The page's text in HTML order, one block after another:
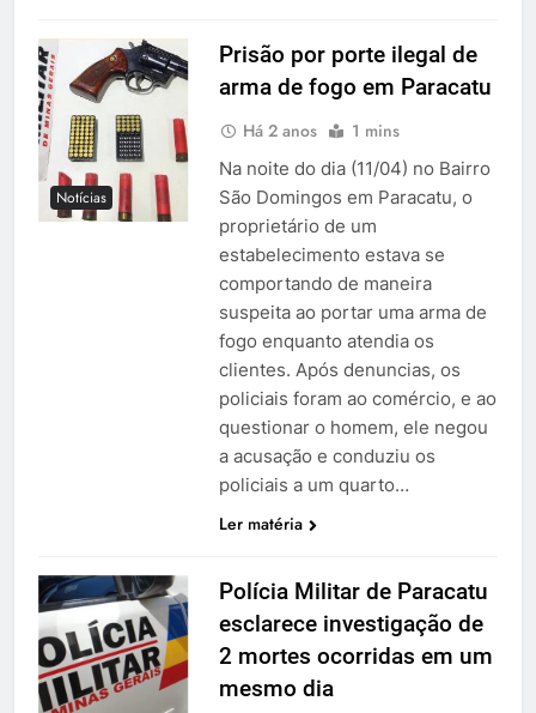
Notícias
Prisão por porte ilegal de
arma de fogo em Paracatu
Há 2 anos 1 mins
Na noite do dia (11/04) no Bairro
São Domingos em Paracatu, o
proprietário de um
estabelecimento estava se
comportando de maneira
suspeita ao portar uma arma de
fogo enquanto atendia os
clientes. Após denuncias, os
policiais foram ao comércio, e ao
questionar o homem, ele negou
a acusação e conduziu os
policiais a um quarto…
Ler matéria
Polícia Militar de Paracatu
esclarece investigação de
2 mortes ocorridas em um
mesmo dia